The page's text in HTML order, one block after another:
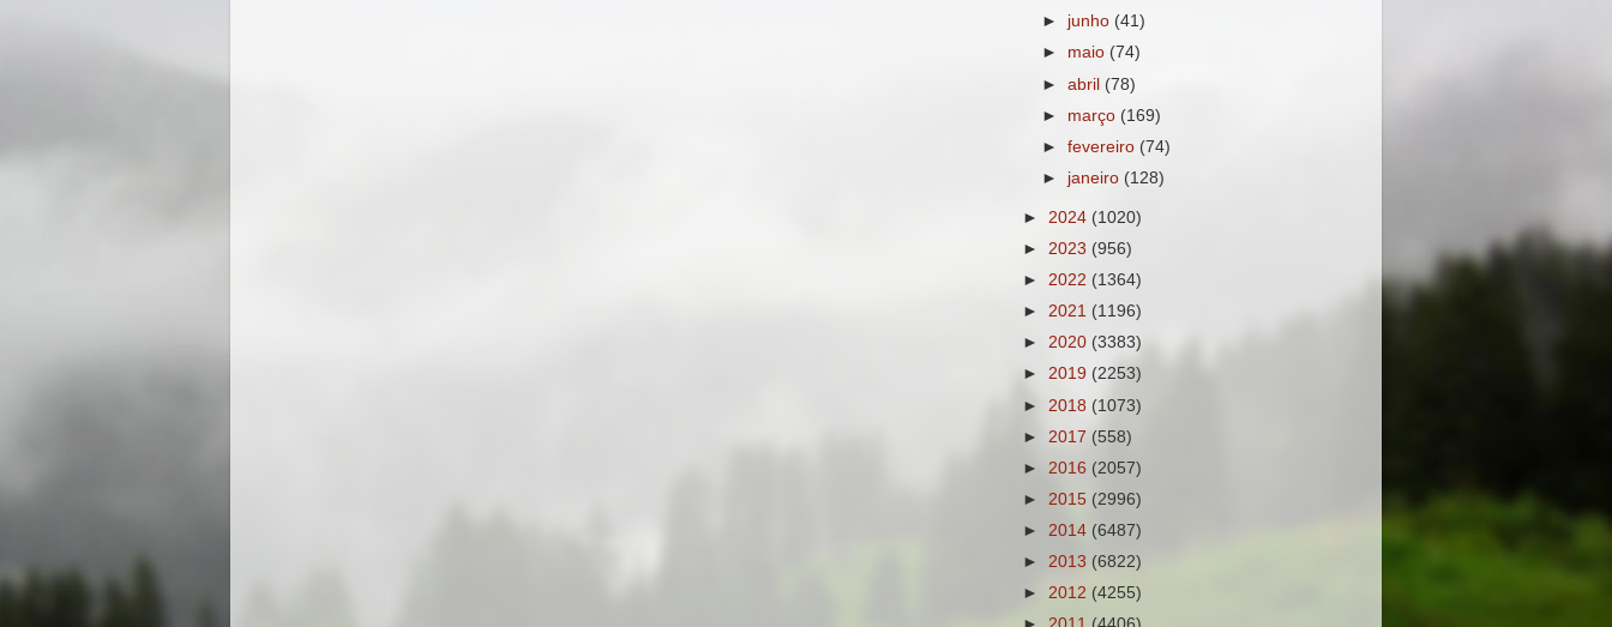
► junho (41)
► maio (74)
►abril (78)
► março (169)
►fevereiro (74)
► janeiro (128)
► 2024 (1020)
► 2023 (956)
► 2022 (1364)
► 2021 (1196)
► 2020 (3383)
► 2019 (2253)
► 2018 (1073)
► 2017 (558)
► 2016 (2057)
► 2015 (2996)
► 2014 (6487)
► 2013 (6822)
► 2012 (4255)